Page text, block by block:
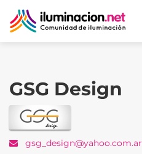
GSG Design
gsg_design@yahoo.com.ar